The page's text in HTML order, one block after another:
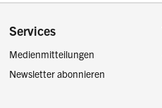
Footer
Services
Medienmitteilungen
Newsletter abonnieren